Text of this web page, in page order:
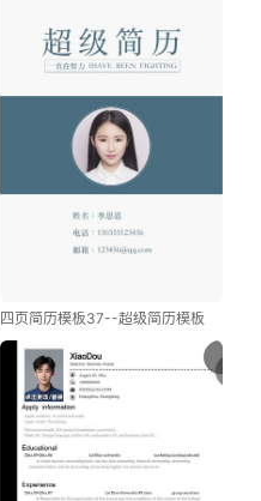
四页简历模板37--超级简历模板